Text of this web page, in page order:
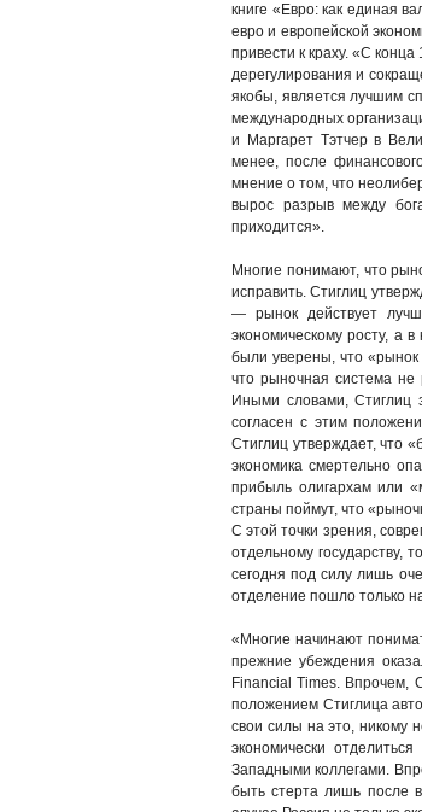
книге «Евро: как единая
евро и европейской
привести к краху. «С
дерегулирования и
якобы, является лучшим
международных
и Маргарет Тэтчер в
менее, после
мнение о том, что
вырос разрыв между
приходится».
Многие понимают, что
исправить. Стиглиц
— рынок действует
экономическому росту, а
были уверены, что «рынок
что рыночная система не
Иными словами, Стиглиц
согласен с этим
Стиглиц утверждает, что
экономика смертельно
прибыль олигархам или
страны поймут, что
С этой точки зрения,
отдельному государству,
сегодня под силу лишь
отделение пошло только
«Многие начинают
прежние убеждения
Financial Times. Впрочем,
положением Стиглица
свои силы на это, никому
экономически
Западными коллегами.
быть стерта лишь после